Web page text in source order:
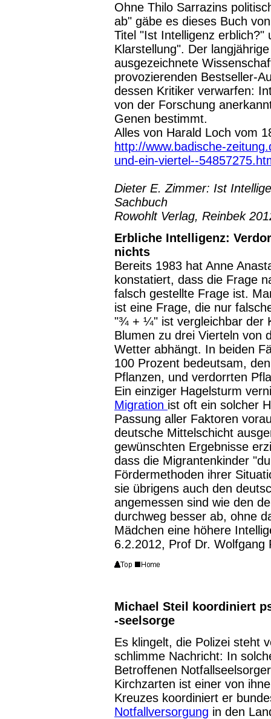
Ohne Thilo Sarrazins
ab" gäbe es dieses Buch
Titel "Ist Intelligenz erblich?"
Klarstellung". Der
ausgezeichnete
provozierenden Bestseller-
dessen Kritiker verwarfen:
von der Forschung
Genen bestimmt.
Alles von Harald Loch vom
http://www.badische-
und-ein-viertel--
Dieter E. Zimmer: Ist
Sachbuch
Rowohlt Verlag, Reinbek
Erbliche Intelligenz:
nichts
Bereits 1983 hat Anne
konstatiert, dass die Frage
falsch gestellte Frage ist.
ist eine Frage, die nur
"¾ + ¼" ist vergleichbar der
Blumen zu drei Vierteln von
Wetter abhängt. In beiden
100 Prozent bedeutsam,
Pflanzen, und verdorrten
Ein einziger Hagelsturm
Migration ist oft ein solcher
Passung aller Faktoren
deutsche Mittelschicht
gewünschten Ergebnisse
dass die Migrantenkinder
Fördermethoden ihrer
sie übrigens auch den
angemessen sind wie den
durchweg besser ab, ohne
Mädchen eine höhere
6.2.2012, Prof Dr. Wolfgang
Michael Steil koordiniert
-seelsorge
Es klingelt, die Polizei steht
schlimme Nachricht: In
Betroffenen
Kirchzarten ist einer von
Kreuzes koordiniert er
Notfallversorgung in den